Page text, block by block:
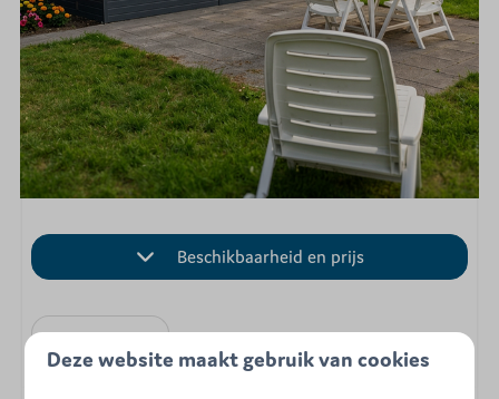
Beschikbaarheid en prijs
Deze website maakt gebruik van cookies